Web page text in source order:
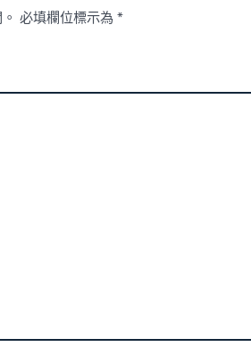
必填欄位標示為 *